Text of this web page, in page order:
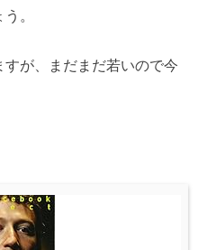
。
が、まだまだ若いので今